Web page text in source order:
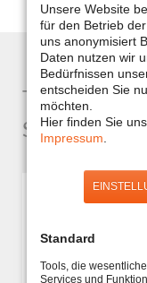
Spülpumpe)
Unsere Website
für den Betrieb
uns anonymisiert
Daten nutzen wir
Bedürfnissen
entscheiden Sie
möchten.
Hier finden Sie
Impressum
Standard
Tools, die wesentliche
Services und